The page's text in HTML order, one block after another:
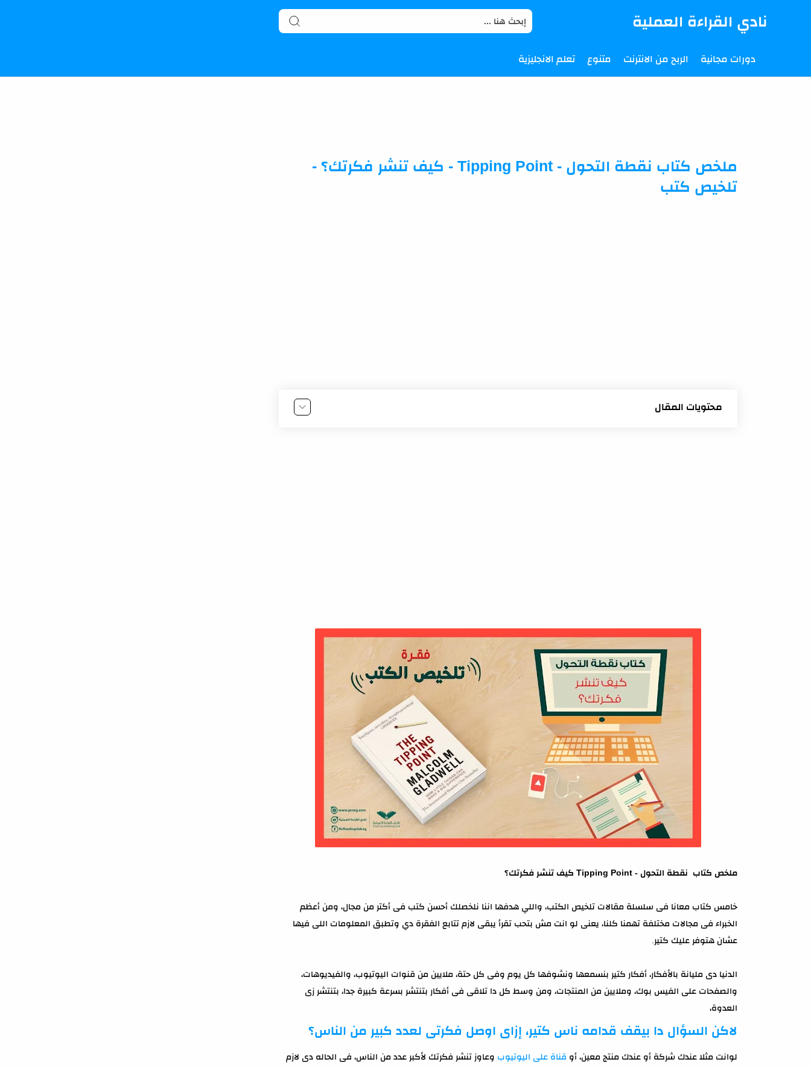
نادي القراءة العملية
دورات مجانية الربح من الانترنت متنوع تعلم الانجليزية
ملخص كتاب نقطة التحول - Tipping Point - كيف تنشر فكرتك؟ -
تلخيص كتب
محتويات المقال
ملخص كتاب نقطة التحول - Tipping Point كيف تنشر فكرتك؟
خامس كتاب معانا فى سلسلة مقالات تلخيص الكتب، واللي هدفها اننا نلخصلك أحسن كتب فى أكتر من مجال، ومن أعظم
الخبراء فى مجالات مختلفة تهمنا كلنا، يعنى لو انت مش بتحب تقرأ يبقى لازم تتابع الفقرة دي وتطبق المعلومات اللى فيها
عشان هتوفر عليك كتير.
الدنيا دى مليانة بالأفكار، أفكار كتير بنسمعها ونشوفها كل يوم وفى كل حتة، ملايين من قنوات اليوتيوب، والفيديوهات،
والصفحات على الفيس بوك، وملايين من المنتجات، ومن وسط كل دا تلاقى فى أفكار بتنتشر بسرعة كبيرة جدا، بتنتشر زى
العدوة،
لاكن السؤال دا بيقف قدامه ناس كتير، إزاى اوصل فكرتى لعدد كبير من الناس؟
لوانت مثلا عندك شركة أو عندك منتج معين، أو قناة على اليوتيوب وعاوز تنشر فكرتك لأكبر عدد من الناس، فى الحاله دى لازم